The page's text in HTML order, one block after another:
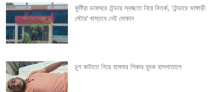
a
t
i
o
কুষ্টিয়া ডাকঘরে টেন্ডার স্বচ্ছতা নিয়ে বিতর্ক, ‘টেন্ডারে ভাঙ্গাড়ী
স্টোর’ বাস্তবে নেই দোকান
চুল কাটাতে গিয়ে হামলার শিকার যুবক হাসপাতালে